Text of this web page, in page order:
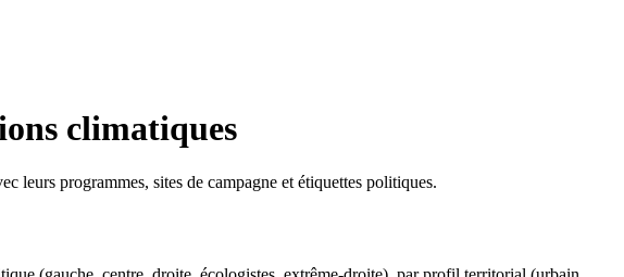
climatiques
leurs programmes, sites de campagne et étiquettes politiques.